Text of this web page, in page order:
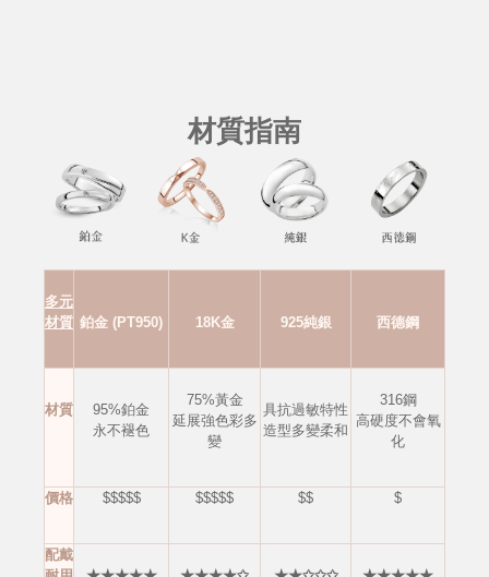
材質指南
多元
材質 鉑金 (PT950) 18K金 925純銀 西德鋼
材質
95%鉑金
永不褪色
75%黃金
延展強色彩多
變
具抗過敏特性
造型多變柔和
316鋼
高硬度不會氧
化
價格 $$$$$ $$$$$ $$ $
配戴